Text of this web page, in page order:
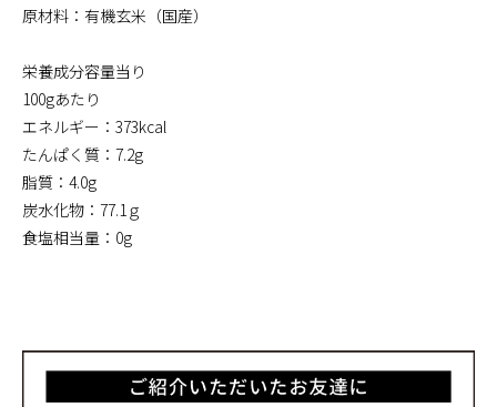
原材料：有機玄米（国産）
栄養成分容量当り
100gあたり
エネルギー：373kcal
たんぱく質：7.2g
脂質：4.0g
炭水化物：77.1ｇ
食塩相当量：0g